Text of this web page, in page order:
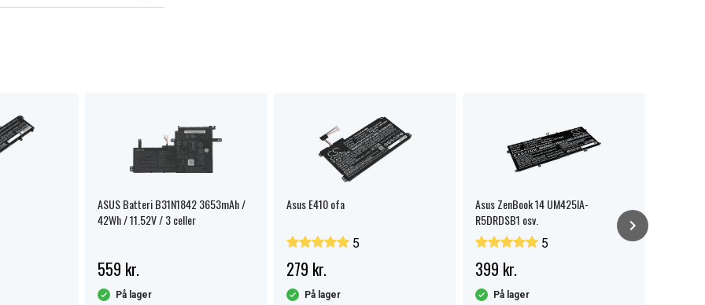
ASUS Batteri B31N1842 3653mAh /
42Wh / 11.52V / 3 celler
559 kr.
På lager
Asus E410 ofa
5
279 kr.
På lager
Asus ZenBook 14 UM425IA-
R5DRDSB1 osv.
5
399 kr.
På lager